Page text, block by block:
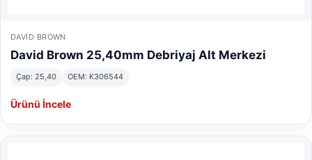
DAVID BROWN
David Brown 25,40mm Debriyaj Alt Merkezi
Çap: 25,40 OEM: K306544
Ürünü İncele